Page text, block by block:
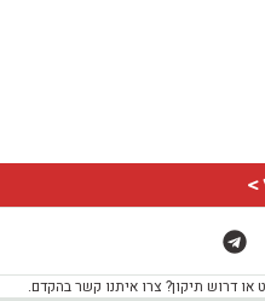
>
דרוש תיקון? צרו איתנו קשר בהקדם.